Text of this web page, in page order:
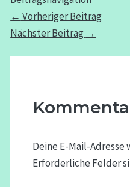
← Vorheriger Beitrag
Nächster Beitrag →
Deine E-Mail-
Erforderliche Felder